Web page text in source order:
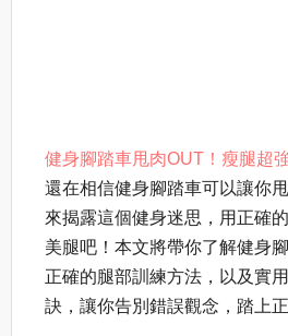
健身腳踏車甩肉OUT！瘦腿超
還在相信健身腳踏車可以讓你
來揭露這個健身迷思，用正確
美腿吧！本文將帶你了解健身
正確的腿部訓練方法，以及實
訣，讓你告別錯誤觀念，踏上